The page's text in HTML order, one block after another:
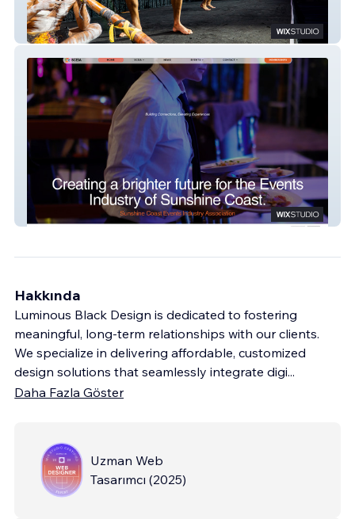
Reconciliation Queensland Inc.
SCEIA
Hakkında
Luminous Black Design is dedicated to fostering
meaningful, long-term relationships with our clients.
We specialize in delivering affordable, customized
design solutions that seamlessly integrate digi...
Daha Fazla Göster
Uzman Web
Tasarımcı (2025)